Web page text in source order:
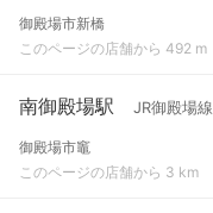
御殿場市新橋
このページの店舗から 492 m
南御殿場駅 JR御殿場線
御殿場市竈
このページの店舗から 3 km